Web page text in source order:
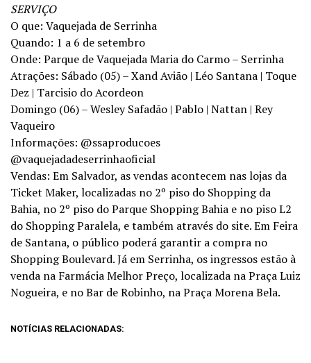
SERVIÇO
O que: Vaquejada de Serrinha
Quando: 1 a 6 de setembro
Onde: Parque de Vaquejada Maria do Carmo – Serrinha
Atrações: Sábado (05) – Xand Avião | Léo Santana | Toque
Dez | Tarcisio do Acordeon
Domingo (06) – Wesley Safadão | Pablo | Nattan | Rey
Vaqueiro
Informações: @ssaproducoes
@vaquejadadeserrinhaoficial
Vendas: Em Salvador, as vendas acontecem nas lojas da
Ticket Maker, localizadas no 2º piso do Shopping da
Bahia, no 2º piso do Parque Shopping Bahia e no piso L2
do Shopping Paralela, e também através do site. Em Feira
de Santana, o público poderá garantir a compra no
Shopping Boulevard. Já em Serrinha, os ingressos estão à
venda na Farmácia Melhor Preço, localizada na Praça Luiz
Nogueira, e no Bar de Robinho, na Praça Morena Bela.
NOTÍCIAS RELACIONADAS: